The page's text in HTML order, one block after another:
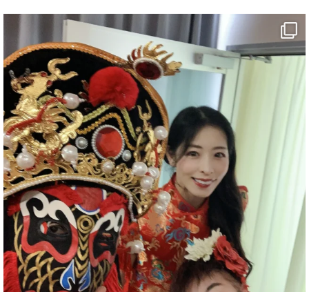
マジシャン派遣 パッションプリンセス【公式】
@comedy_illusion · 7 8月
お疲れ様です
YouTubeを更新しました
https://youtu.be/9sHKhUQBmUE @YouTube
#企業公式がお疲れ様を言い合う
#チャンネル登録おねがいします
#愛媛県
#新居浜市
#マイントピア別子
#泉寿亭
#有形文化財
#四国
#愛媛観光
#旅行